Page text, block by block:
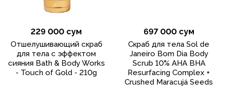
229 000 сум
Отшелушивающий скраб
для тела с эффектом
сияния Bath & Body Works
- Touch of Gold - 210g
697 000 сум
Скраб для тела Sol de
Janeiro Bom Dia Body
Scrub 10% AHA BHA
Resurfacing Complex +
Crushed Maracujá Seeds